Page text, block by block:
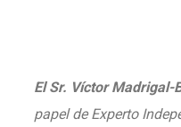
El Sr. Víctor Madrigal-
papel de Experto